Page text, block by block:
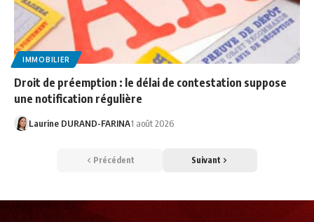
IMMOBILIER
Droit de préemption : le délai de contestation suppose
une notification régulière
Laurine DURAND-FARINA1 août 2026
Précédent Suivant